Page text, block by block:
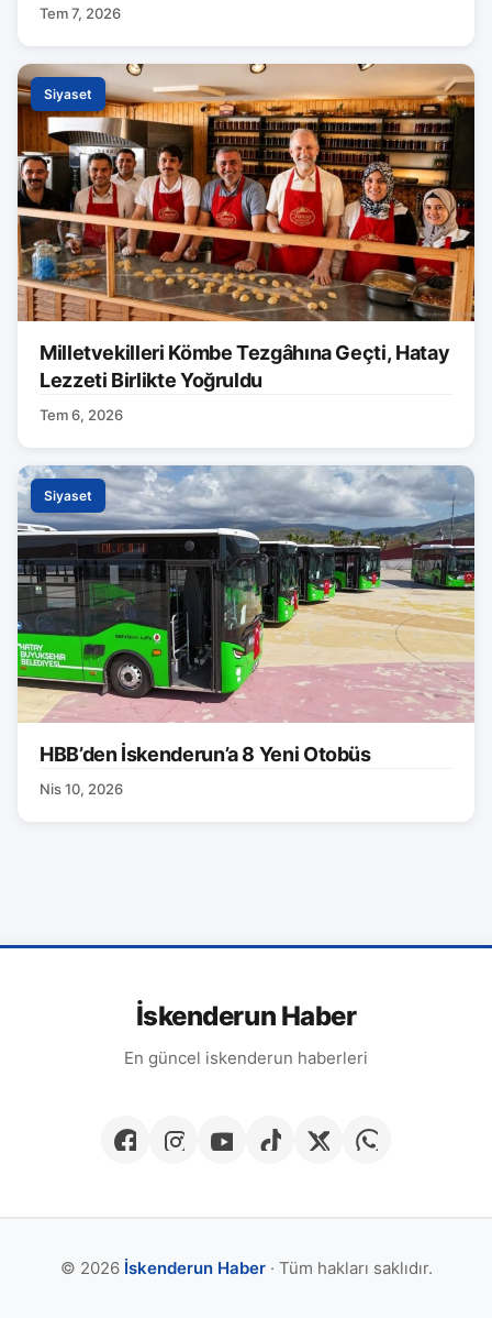
Tem 7, 2026
Siyaset
Milletvekilleri Kömbe Tezgâhına Geçti, Hatay
Lezzeti Birlikte Yoğruldu
Tem 6, 2026
Siyaset
HBB’den İskenderun’a 8 Yeni Otobüs
Nis 10, 2026
İskenderun Haber
En güncel iskenderun haberleri
© 2026 İskenderun Haber· Tüm hakları saklıdır.